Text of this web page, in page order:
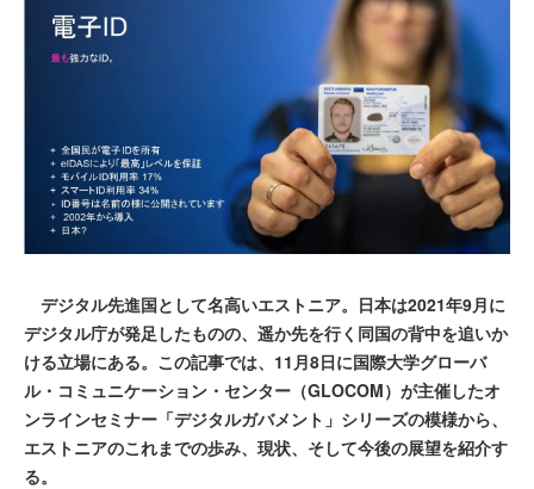
デジタル先進国として名高いエストニア。日本は2021年9月に
デジタル庁が発足したものの、遥か先を行く同国の背中を追いか
ける立場にある。この記事では、11月8日に国際大学グローバ
ル・コミュニケーション・センター（GLOCOM）が主催したオ
ンラインセミナー「デジタルガバメント」シリーズの模様から、
エストニアのこれまでの歩み、現状、そして今後の展望を紹介す
る。